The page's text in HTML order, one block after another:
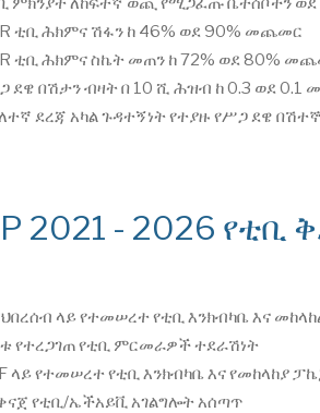
ቲቢ ሕክምና ሽፋን ከ 46% ወደ 90% መጨመር
ቲቢ ሕክምና ስኬት መጠን ከ 72% ወደ 80%
ደዌ በሽታን ብዛት በ 10 ሺ ሕዝብ ከ 0.3 ወደ 0.1
ደረጃ አካል ጉዳተኝነት የተያዙ የሥጋ ደዌ
2021 - 2026
ላይ የተመሠረተ የቲቢ እንክብካቤ እና
የተረጋገጠ የቲቢ ምርመራዎች ተደራሽነት
ላይ የተመሠረተ የቲቢ እንክብካቤ እና የመከላከያ
የቲቢ/ኤችአይቪ አገልግሎት አሰጣጥ